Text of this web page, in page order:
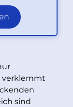
verklemmt
sind